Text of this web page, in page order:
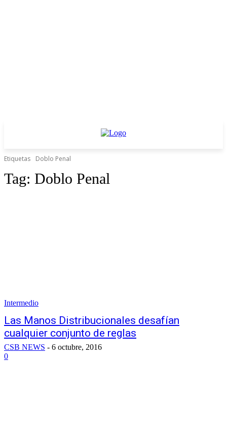
Etiquetas Doblo Penal
Tag: Doblo Penal
Intermedio
Las Manos Distribucionales desafían
cualquier conjunto de reglas
CSB NEWS - 6 octubre, 2016
0